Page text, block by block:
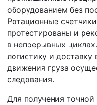
оборудованием без
Ротационные
протестированы и
в непрерывных
логистику и доставку
движения груза
следования.
Для получения